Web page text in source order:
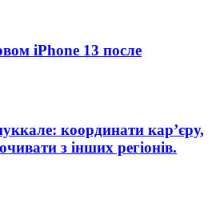
iPhone 13 после
координати кар’єру,
з інших регіонів.